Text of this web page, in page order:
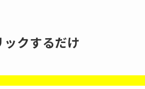
クするだけ